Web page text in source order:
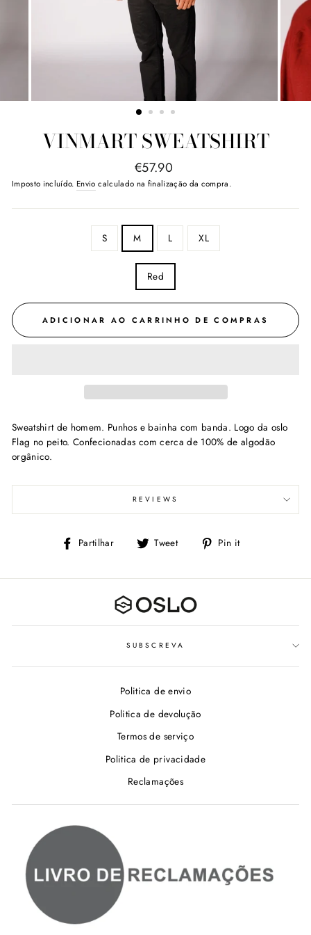
VINMART SWEATSHIRT
Preço
normal
€57.90
Imposto incluído. Envio calculado na finalização da compra.
S M L XL
Red
ADICIONAR AO CARRINHO DE COMPRAS
Sweatshirt de homem. Punhos e bainha com banda. Logo da oslo
Flag no peito. Confecionadas com cerca de 100% de algodão
orgânico.
REVIEWS
Partilhar
PartilheTweet Tweet Pin it
SUBSCREVA
Politica de envio
Politica de devolução
Termos de serviço
Politica de privacidade
Reclamações